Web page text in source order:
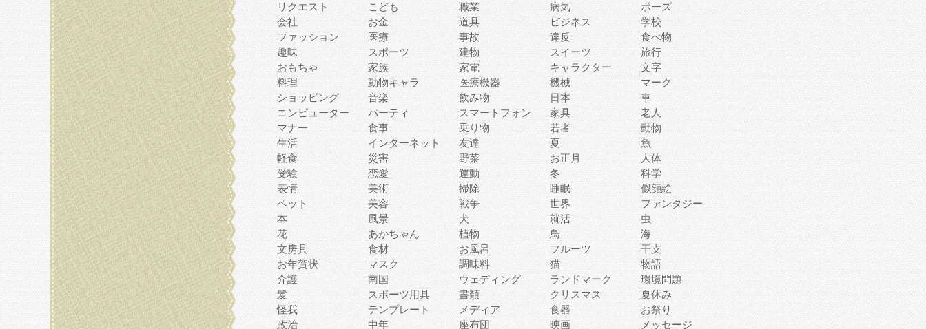
リクエスト こども 職業 病気
ポーズ
会社
お金 道具 ビジネス
学校
ファッション
医療 事故 違反
食べ物
趣味
スポーツ 建物 スイーツ
旅行
おもちゃ
家族 家電 キャラクター
文字
料理
動物キャラ 医療機器 機械
マーク
ショッピング
音楽 飲み物 日本
車
コンピューター
パーティ スマートフォン 家具
老人
マナー
食事 乗り物 若者
動物
生活
インターネット 友達 夏
魚
軽食
災害 野菜 お正月
人体
受験
恋愛 運動 冬
科学
表情
美術 掃除 睡眠
似顔絵
ペット
美容 戦争 世界
ファンタジー
本
風景 犬 就活
虫
花
あかちゃん 植物 鳥
海
文房具
食材 お風呂 フルーツ
干支
お年賀状
マスク 調味料 猫
物語
介護
南国 ウェディング ランドマーク
環境問題
髪
スポーツ用具 書類 クリスマス
夏休み
怪我
テンプレート メディア 食器
お祭り
政治
中年 座布団 映画 メッセージ